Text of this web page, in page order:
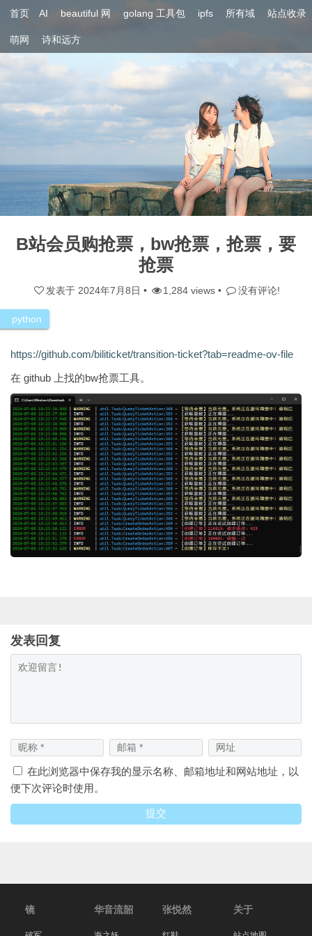
首页 AI beautiful 网 golang 工具包 ipfs 所有域 站点收录
萌网 诗和远方
B站会员购抢票，bw抢票，抢票，要
抢票
发表于 2024年7月8日 • 1,284 views • 没有评论!
python
https://github.com/biliticket/transition-ticket?tab=readme-ov-file
在 github 上找的bw抢票工具。
发表回复
在此浏览器中保存我的显示名称、邮箱地址和网站地址，以
便下次评论时使用。
镜 华音流韶 张悦然 关于